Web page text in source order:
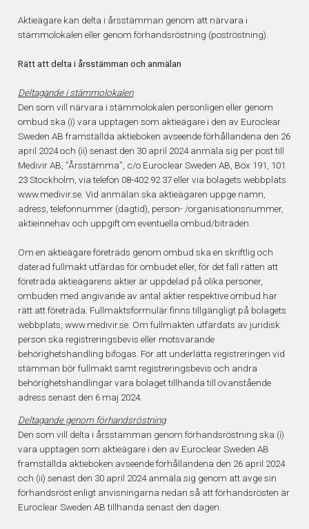
Investerare
Aktieinformation
Rapporter
Presentationer
Pressmeddelanden
Kalender
Bolagsstyrning
Bolagsstämmor
Företrädesemission 2025
Informationsdokument 2026
Nyheter & media
Aktieägare kan delta i årsstämman genom att närvara i
stämmolokalen eller genom förhandsröstning (poströstning).
Rätt att delta i årsstämman och anmälan
Deltagande i stämmolokalen
Den som vill närvara i stämmolokalen personligen eller genom
ombud ska (i) vara upptagen som aktieägare i den av Euroclear
Sweden AB framställda aktieboken avseende förhållandena den 26
april 2024 och (ii) senast den 30 april 2024 anmäla sig per post till
Medivir AB, ”Årsstämma”, c/o Euroclear Sweden AB, Box 191, 101
23 Stockholm, via telefon 08-402 92 37 eller via bolagets webbplats
www.medivir.se. Vid anmälan ska aktieägaren uppge namn,
adress, telefonnummer (dagtid), person- /organisationsnummer,
aktieinnehav och uppgift om eventuella ombud/biträden.
Om en aktieägare företräds genom ombud ska en skriftlig och
daterad fullmakt utfärdas för ombudet eller, för det fall rätten att
företräda aktieägarens aktier är uppdelad på olika personer,
ombuden med angivande av antal aktier respektive ombud har
rätt att företräda. Fullmaktsformulär finns tillgängligt på bolagets
webbplats, www.medivir.se. Om fullmakten utfärdats av juridisk
person ska registreringsbevis eller motsvarande
behörighetshandling bifogas. För att underlätta registreringen vid
stämman bör fullmakt samt registreringsbevis och andra
behörighetshandlingar vara bolaget tillhanda till ovanstående
adress senast den 6 maj 2024.
Deltagande genom förhandsröstning
Den som vill delta i årsstämman genom förhandsröstning ska (i)
vara upptagen som aktieägare i den av Euroclear Sweden AB
framställda aktieboken avseende förhållandena den 26 april 2024
och (ii) senast den 30 april 2024 anmäla sig genom att avge sin
förhandsröst enligt anvisningarna nedan så att förhandsrösten är
Euroclear Sweden AB tillhanda senast den dagen.